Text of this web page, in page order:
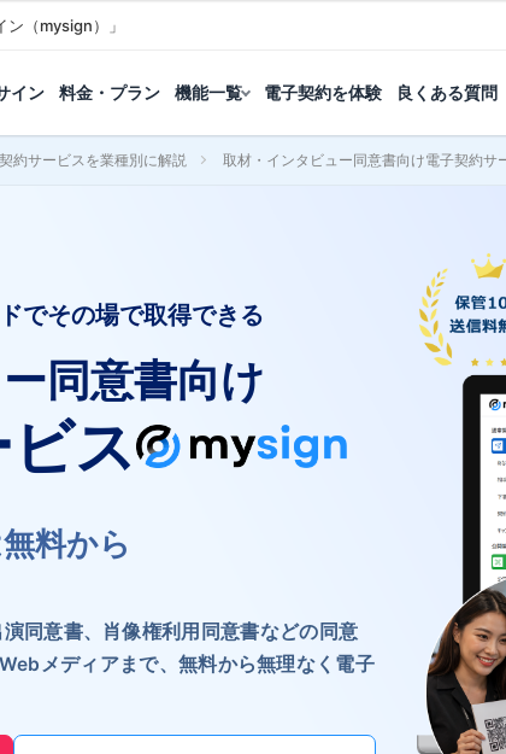
（mysign）」
イン 料金・プラン 機能一覧 電子契約を体験 良くある質問
約サービスを業種別に解説 取材・インタビュー同意書向け電子契約サ
でその場で取得できる
同意書向け
ス
料から
同意書、肖像権利用同意書などの同意
メディアまで、無料から無理なく電子